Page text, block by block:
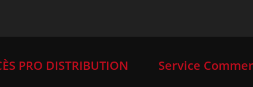
PRO DISTRIBUTION Service